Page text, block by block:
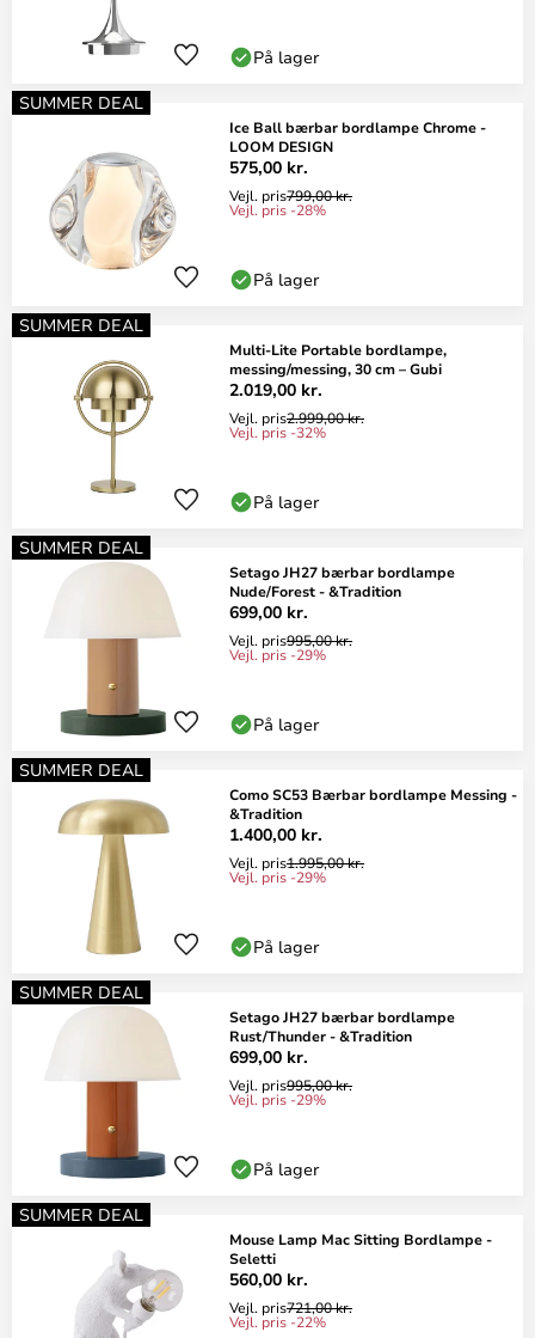
På lager
SUMMER DEAL
Ice Ball bærbar bordlampe Chrome -
LOOM DESIGN
575,00 kr.
Vejl. pris799,00 kr.
Vejl. pris -28%
På lager
SUMMER DEAL
Multi-Lite Portable bordlampe,
messing/messing, 30 cm – Gubi
2.019,00 kr.
Vejl. pris2.999,00 kr.
Vejl. pris -32%
På lager
SUMMER DEAL
Setago JH27 bærbar bordlampe
Nude/Forest - &Tradition
699,00 kr.
Vejl. pris995,00 kr.
Vejl. pris -29%
På lager
SUMMER DEAL
Como SC53 Bærbar bordlampe Messing -
&Tradition
1.400,00 kr.
Vejl. pris1.995,00 kr.
Vejl. pris -29%
På lager
SUMMER DEAL
Setago JH27 bærbar bordlampe
Rust/Thunder - &Tradition
699,00 kr.
Vejl. pris995,00 kr.
Vejl. pris -29%
På lager
SUMMER DEAL
Mouse Lamp Mac Sitting Bordlampe -
Seletti
560,00 kr.
Vejl. pris721,00 kr.
Vejl. pris -22%